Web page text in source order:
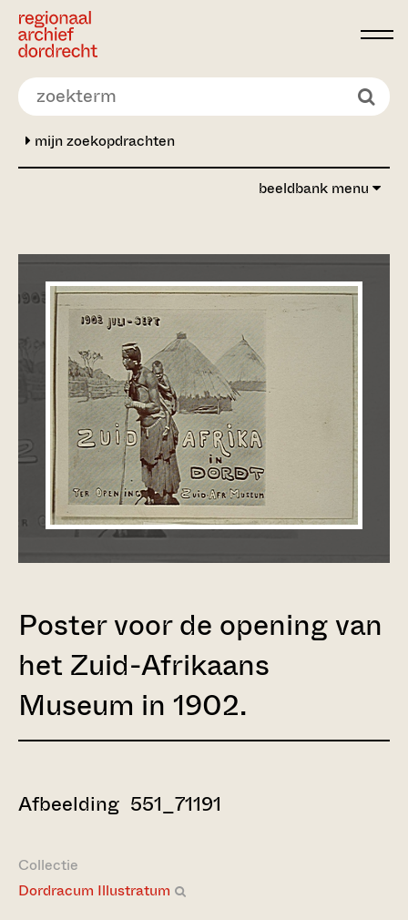
Ga direct naar de inhoud
mijn zoekopdrachten
beeldbank menu
Poster voor de opening van
het Zuid-Afrikaans
Museum in 1902.
Afbeelding 551_71191
Collectie
Dordracum Illustratum